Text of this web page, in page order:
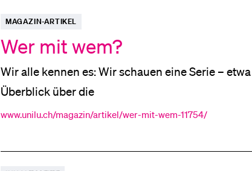
MAGAZIN-ARTIKEL
Wer mit wem?
Wir alle kennen es: Wir schauen eine Serie – etwa
Überblick über die
www.unilu.ch/magazin/artikel/wer-mit-wem-11754/